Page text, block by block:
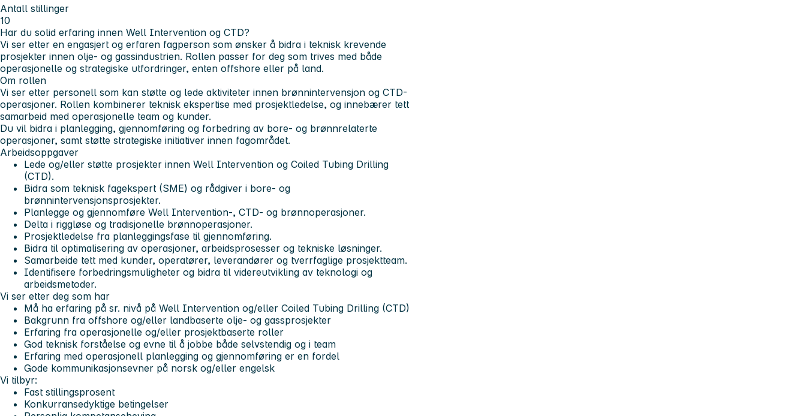
Antall stillinger
10
Har du solid erfaring innen Well Intervention og CTD?
Vi ser etter en engasjert og erfaren fagperson som ønsker å bidra i teknisk krevende
prosjekter innen olje- og gassindustrien. Rollen passer for deg som trives med både
operasjonelle og strategiske utfordringer, enten offshore eller på land.
Om rollen
Vi ser etter personell som kan støtte og lede aktiviteter innen brønnintervensjon og CTD-
operasjoner. Rollen kombinerer teknisk ekspertise med prosjektledelse, og innebærer tett
samarbeid med operasjonelle team og kunder.
Du vil bidra i planlegging, gjennomføring og forbedring av bore- og brønnrelaterte
operasjoner, samt støtte strategiske initiativer innen fagområdet.
Arbeidsoppgaver
Lede og/eller støtte prosjekter innen Well Intervention og Coiled Tubing Drilling
(CTD).
Bidra som teknisk fagekspert (SME) og rådgiver i bore- og
brønnintervensjonsprosjekter.
Planlegge og gjennomføre Well Intervention-, CTD- og brønnoperasjoner.
Delta i riggløse og tradisjonelle brønnoperasjoner.
Prosjektledelse fra planleggingsfase til gjennomføring.
Bidra til optimalisering av operasjoner, arbeidsprosesser og tekniske løsninger.
Samarbeide tett med kunder, operatører, leverandører og tverrfaglige prosjektteam.
Identifisere forbedringsmuligheter og bidra til videreutvikling av teknologi og
arbeidsmetoder.
Vi ser etter deg som har
Må ha erfaring på sr. nivå på Well Intervention og/eller Coiled Tubing Drilling (CTD)
Bakgrunn fra offshore og/eller landbaserte olje- og gassprosjekter
Erfaring fra operasjonelle og/eller prosjektbaserte roller
God teknisk forståelse og evne til å jobbe både selvstendig og i team
Erfaring med operasjonell planlegging og gjennomføring er en fordel
Gode kommunikasjonsevner på norsk og/eller engelsk
Vi tilbyr:
Fast stillingsprosent
Konkurransedyktige betingelser